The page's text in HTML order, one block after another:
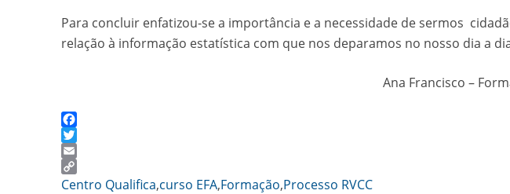
Para concluir enfatizou-se a importância e a necessidade de sermos
relação à informação estatística com que nos deparamos no nosso dia a
Ana Francisco –
Facebook
Twitter
Email
Copy
Centro Qualifica,curso EFA,Formação,Processo RVCC